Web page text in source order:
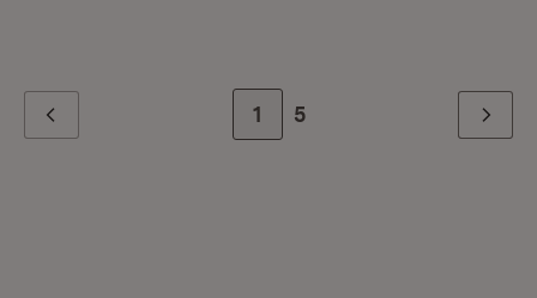
Zur Seite
1 Zur letzten Seite
5 Weiter